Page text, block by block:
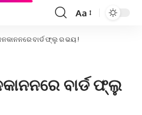
Font
Resizer
Aa
ବାର୍ଡ ଫ୍ଲୁ ର ଭୟ !
ବାର୍ଡ ଫ୍ଲୁ